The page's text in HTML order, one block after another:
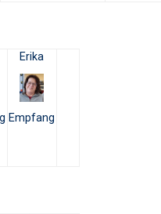
Erika
Empfang